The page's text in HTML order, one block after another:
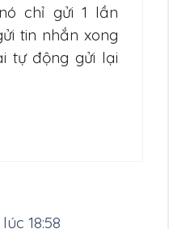
chỉ gửi 1 lần
tin nhắn xong
tự động gửi lại
18:58